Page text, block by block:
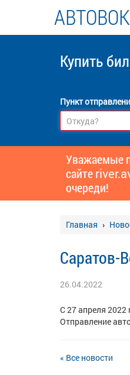
Купить
Пункт
Уважаемые
сайте
очереди!
Главная
Саратов-
26.04.2022
С 27 апреля 2022
Отправление
« Все новости